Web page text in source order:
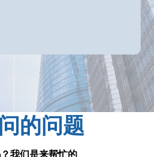
的问题
我们是来帮忙的